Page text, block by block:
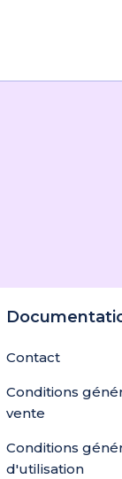
Contact
Conditions
vente
Conditions
d'utilisation